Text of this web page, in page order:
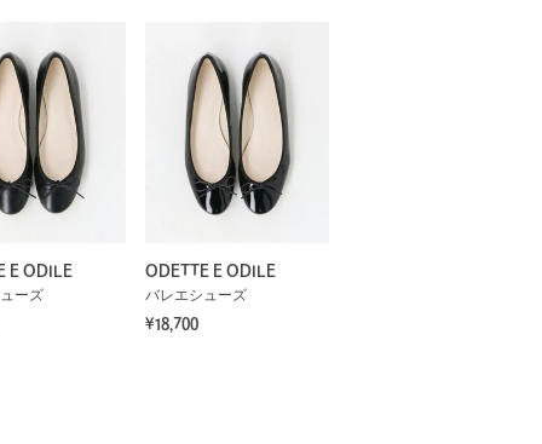
E ODILE
ーズ
ODETTE E ODILE
バレエシューズ
¥18,700